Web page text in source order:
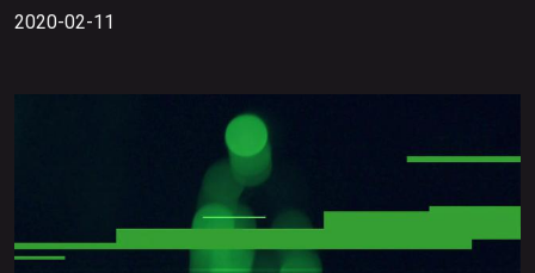
2020-02-11